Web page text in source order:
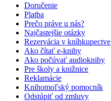
Doručenie
Platba
Prečo práve u nás?
Najčastejšie otázky
Rezervácia v kníhkupectve
Ako čítať e-knihy
Ako počúvať audioknihy
Pre školy a knižnice
Reklamácie
Knihomoľský pomocník
Odstúpiť od zmluvy